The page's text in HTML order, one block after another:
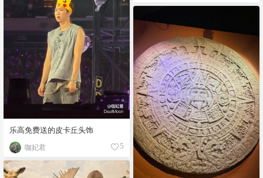
乐高免费送的皮卡丘头饰
咖妃君 5